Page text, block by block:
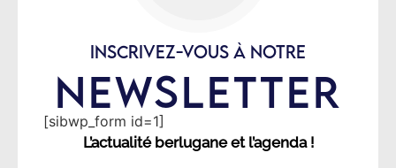
INSCRIVEZ-VOUS À NOTRE
NEWSLETTER
[sibwp_form id=1]
L’actualité berlugane et l’agenda !